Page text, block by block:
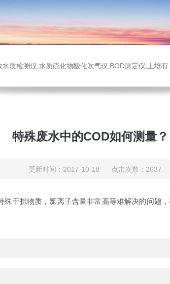
气仪,BOD测定仪,土壤有机碳恒温加热器,液液萃取器,COD消解回流仪,水质采样器
特殊废水中的COD如何测量？
更新时间：2017-10-18 点击次数：2637
干扰物质，氯离子含量非常高等难解决的问题